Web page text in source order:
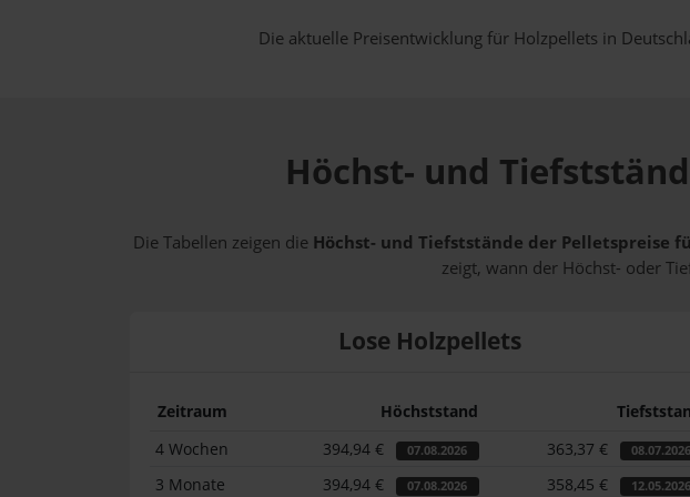
Die aktuelle Preisentwicklung für Holzpellets in
Höchst- und
Die Tabellen zeigen die Höchst- und Tiefststände der Pelletspreise
zeigt, wann der Höchst- oder
Lose Holzpellets
Zeitraum Höchststand
4 Wochen
394,94 € 07.08.2026 363,37 € 08.07.2026
3 Monate 394,94 € 07.08.2026 358,45 € 12.05.2026